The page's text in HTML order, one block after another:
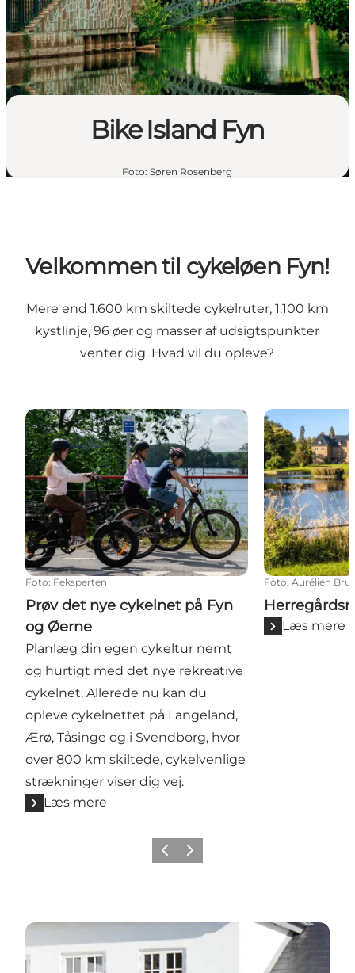
Bike Island Fyn
Foto: Søren Rosenberg
Velkommen til cykeløen Fyn!
Mere end 1.600 km skiltede cykelruter, 1.100 km
kystlinje, 96 øer og masser af udsigtspunkter
venter dig. Hvad vil du opleve?
Prøv det nye cykelnet på Fyn og Øerne
Foto: Feksperten
Prøv det nye cykelnet på Fyn
og Øerne
Planlæg din egen cykeltur nemt
og hurtigt med det nye rekreative
cykelnet. Allerede nu kan du
opleve cykelnettet på Langeland,
Ærø, Tåsinge og i Svendborg, hvor
over 800 km skiltede, cykelvenlige
strækninger viser dig vej.
Læs mere
Foto: Aurélien
Læs mere
ForrigeNæste
Cykelvenlige overnatningssteder